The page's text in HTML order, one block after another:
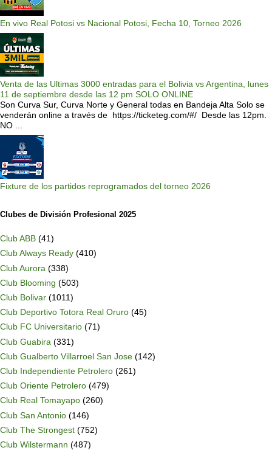
En vivo Real Potosi vs Nacional Potosi, Fecha 10, Torneo 2026
Venta de las Ultimas 3000 entradas para el Bolivia vs Argentina, lunes
11 de septiembre desde las 12 pm SOLO ONLINE
Son Curva Sur, Curva Norte y General todas en Bandeja Alta Solo se
venderán online a través de https://ticketeg.com/#/ Desde las 12pm.
NO ...
Fixture de los partidos reprogramados del torneo 2026
Clubes de División Profesional 2025
Club ABB (41)
Club Always Ready (410)
Club Aurora (338)
Club Blooming (503)
Club Bolivar (1011)
Club Deportivo Totora Real Oruro (45)
Club FC Universitario (71)
Club Guabira (331)
Club Gualberto Villarroel San Jose (142)
Club Independiente Petrolero (261)
Club Oriente Petrolero (479)
Club Real Tomayapo (260)
Club San Antonio (146)
Club The Strongest (752)
Club Wilstermann (487)